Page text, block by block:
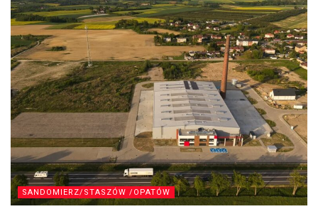
SANDOMIERZ/STASZÓW /OPATÓW